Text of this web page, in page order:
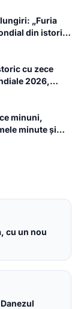
„Furia
din istorie
cu zece
2026,
minuni,
minute și
cu un nou